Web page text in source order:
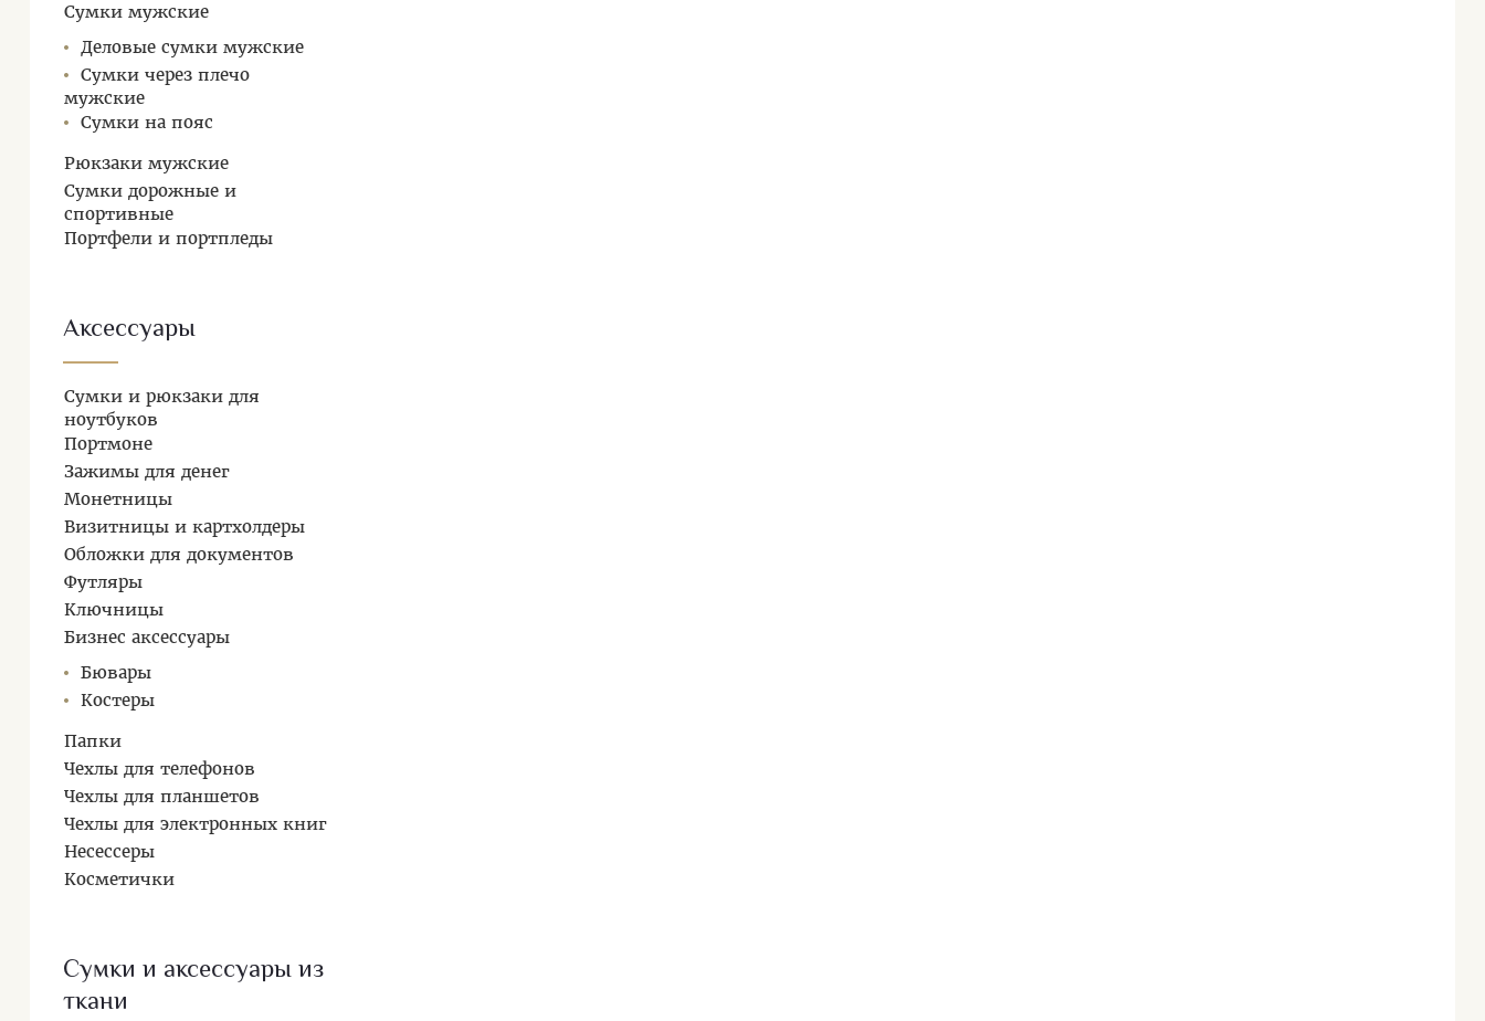
Сумки мужские
Деловые сумки мужские
Сумки через плечо
мужские
Сумки на пояс
Рюкзаки мужские
Сумки дорожные и
спортивные
Портфели и портпледы
Аксессуары
Сумки и рюкзаки для
ноутбуков
Портмоне
Зажимы для денег
Монетницы
Визитницы и картхолдеры
Обложки для документов
Футляры
Ключницы
Бизнес аксессуары
Бювары
Костеры
Папки
Чехлы для телефонов
Чехлы для планшетов
Чехлы для электронных книг
Несессеры
Косметички
Сумки и аксессуары из
ткани